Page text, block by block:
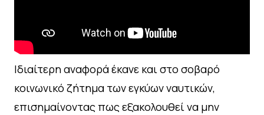
Ιδιαίτερη αναφορά έκανε και στο σοβαρό
κοινωνικό ζήτημα των εγκύων ναυτικών,
επισημαίνοντας πως εξακολουθεί να μην